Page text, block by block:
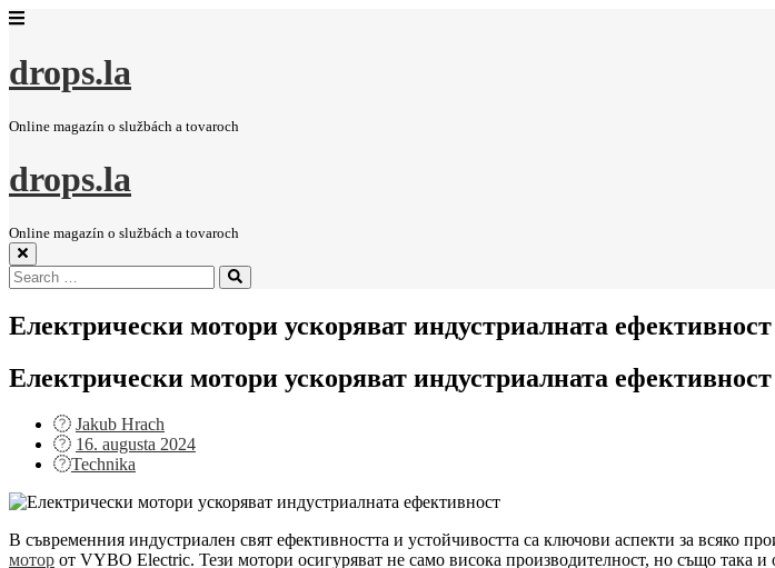
drops.la
Online magazín o službách a tovaroch
drops.la
Online magazín o službách a tovaroch
Search
for:
Search
Електрически мотори ускоряват индустриалната ефективност
Електрически мотори ускоряват индустриалната ефективност
Jakub Hrach
Posted
on
16. augusta 2024
Technika
В съвременния индустриален свят ефективността и устойчивостта са ключови аспекти за всяко
мотор от VYBO Electric. Тези мотори осигуряват не само висока производителност, но също така